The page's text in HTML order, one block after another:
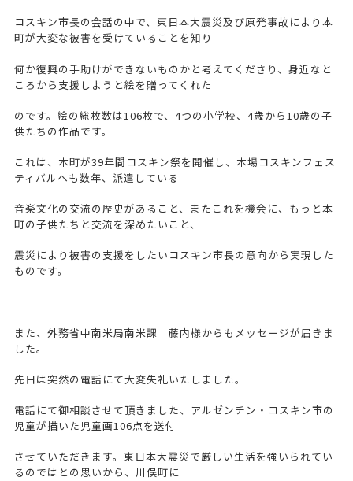
コスキン市長の会話の中で、東日本大震災及び原発事故により本
町が大変な被害を受けていることを知り
何か復興の手助けができないものかと考えてくださり、身近なと
ころから支援しようと絵を贈ってくれた
のです。絵の総枚数は106枚で、4つの小学校、4歳から10歳の子
供たちの作品です。
これは、本町が39年間コスキン祭を開催し、本場コスキンフェス
ティバルへも数年、派遣している
音楽文化の交流の歴史があること、またこれを機会に、もっと本
町の子供たちと交流を深めたいこと、
震災により被害の支援をしたいコスキン市長の意向から実現した
ものです。
また、外務省中南米局南米課 藤内様からもメッセージが届きま
した。
先日は突然の電話にて大変失礼いたしました。
電話にて御相談させて頂きました、アルゼンチン・コスキン市の
児童が描いた児童画106点を送付
させていただきます。東日本大震災で厳しい生活を強いられてい
るのではとの思いから、川俣町に